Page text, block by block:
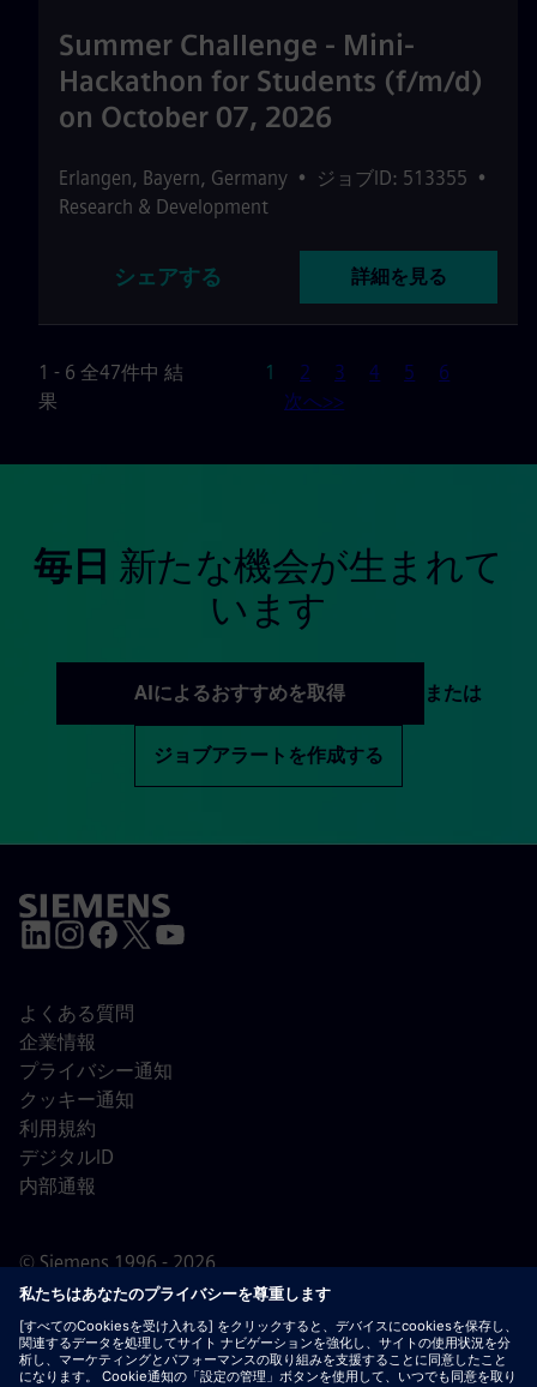
Summer Challenge - Mini-
Hackathon for Students (f/m/d)
on October 07, 2026
Erlangen, Bayern, Germany • ジョブID: 513355 •
Research & Development
シェアする 詳細を見る
1 - 6 全47件中 結
果
ページ
1 2 3 4 5
6
次へ>>
毎日 新たな機会が生まれて
います
AIによるおすすめを取得 または
ジョブアラートを作成する
© Siemens 1996 - 2026
よくある質問
企業情報
プライバシー通知
クッキー通知
利用規約
デジタルID
内部通報
重要なお知らせ：採用をご希望の皆様へ：シーメンスで